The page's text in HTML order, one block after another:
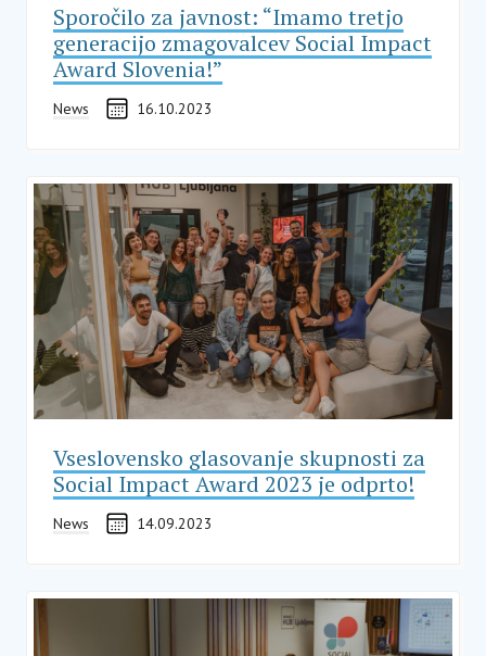
Sporočilo za javnost: “Imamo tretjo
generacijo zmagovalcev Social Impact
Award Slovenia!”
News 16.10.2023
Vseslovensko glasovanje skupnosti za
Social Impact Award 2023 je odprto!
News 14.09.2023